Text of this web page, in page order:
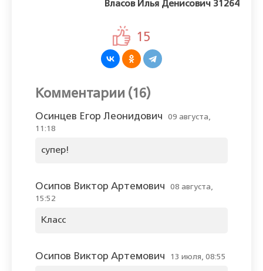
Власов Илья Денисович 31264
15
Комментарии (16)
Осинцев Егор Леонидович
09 августа,
11:18
супер!
Осипов Виктор Артемович
08 августа,
15:52
Класс
Осипов Виктор Артемович 13 июля, 08:55